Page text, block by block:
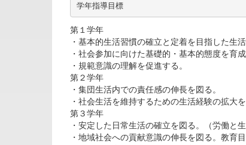
学年指導目標
第１学年
・基本的生活習慣の確立と定着を目指した生
・社会参加に向けた基礎的・基本的態度を育成
・規範意識の理解を促進する。
第２学年
・集団生活内での責任感の伸長を図る。
・社会生活を維持するための生活経験の拡大を
第３学年
・安定した日常生活の確立を図る。（労働と
・地域社会への貢献意識の伸長を図る。教育